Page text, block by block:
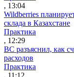
, 13:04
Wildberries
склада в Казахстане
Практика
, 12:29
ВС разъяснил, как
расходов
Практика
, 11:12